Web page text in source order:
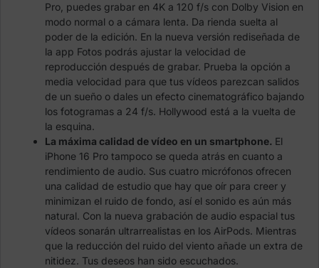
Pro, puedes grabar en 4K a 120 f/s con Dolby Vision en
modo normal o a cámara lenta. Da rienda suelta al
poder de la edición. En la nueva versión rediseñada de
la app Fotos podrás ajustar la velocidad de
reproducción después de grabar. Prueba la opción a
media velocidad para que tus vídeos parezcan salidos
de un sueño o dales un efecto cinematográfico bajando
los fotogramas a 24 f/s. Hollywood está a la vuelta de
la esquina.
La máxima calidad de vídeo en un smartphone. El
iPhone 16 Pro tampoco se queda atrás en cuanto a
rendi­miento de audio. Sus cuatro micrófonos ofrecen
una calidad de estudio que hay que oír para creer y
minimizan el ruido de fondo, así el sonido es aún más
natural. Con la nueva grabación de audio espacial tus
vídeos sonarán ultrarrealistas en los AirPods. Mientras
que la reducción del ruido del viento añade un extra de
nitidez. Tus deseos han sido escuchados.